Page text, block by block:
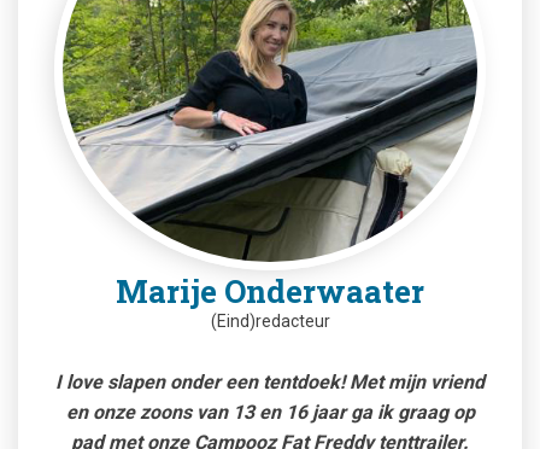
Marije Onderwaater
(Eind)redacteur
I love slapen onder een tentdoek! Met mijn vriend
en onze zoons van 13 en 16 jaar ga ik graag op
pad met onze Campooz Fat Freddy tenttrailer.